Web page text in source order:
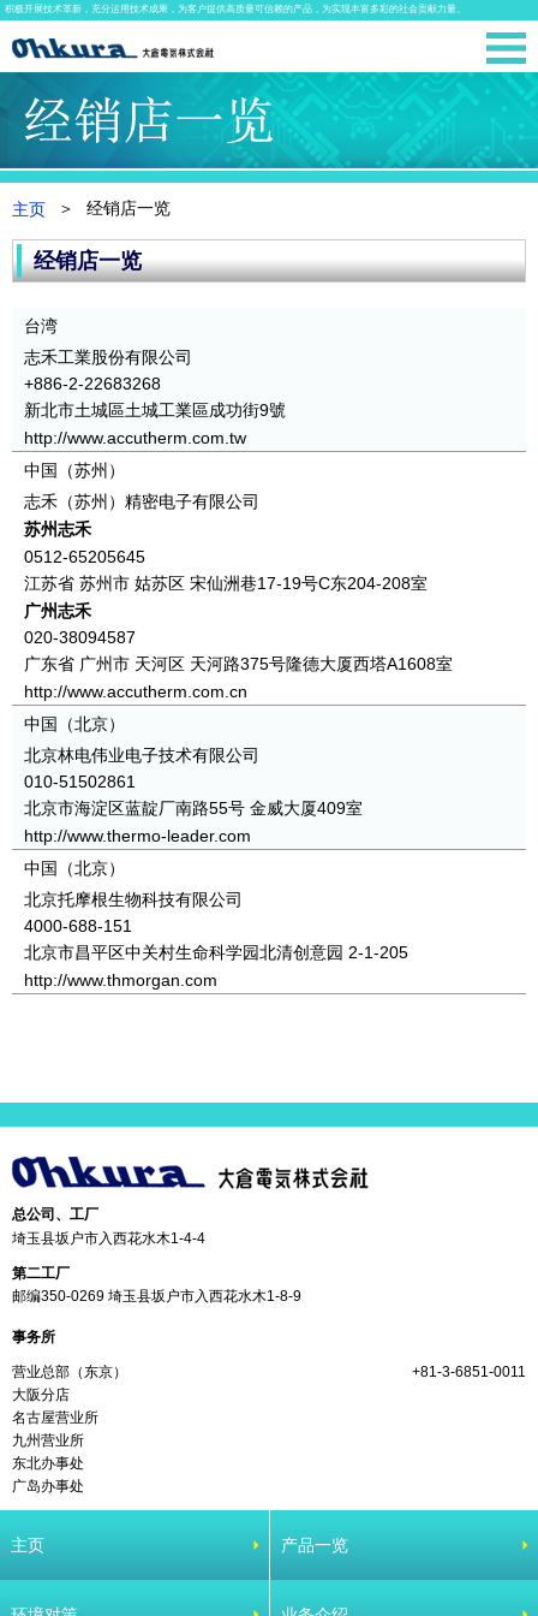
积极开展技术革新，充分运用技术成果，为客户提供高质量可信赖的产品，为实现丰富多彩的社会贡献力量。
主页 经销店一览
经销店一览
台湾
志禾工業股份有限公司
+886-2-22683268
新北市土城區土城工業區成功街9號
http://www.accutherm.com.tw
中国（苏州）
志禾（苏州）精密电子有限公司
苏州志禾
0512-65205645
江苏省 苏州市 姑苏区 宋仙洲巷17-19号C东204-208室
广州志禾
020-38094587
广东省 广州市 天河区 天河路375号隆德大厦西塔A1608室
http://www.accutherm.com.cn
中国（北京）
北京林电伟业电子技术有限公司
010-51502861
北京市海淀区蓝靛厂南路55号 金威大厦409室
http://www.thermo-leader.com
中国（北京）
北京托摩根生物科技有限公司
4000-688-151
北京市昌平区中关村生命科学园北清创意园 2-1-205
http://www.thmorgan.com
总公司、工厂
埼玉县坂户市入西花水木1-4-4
第二工厂
邮编350-0269 埼玉县坂户市入西花水木1-8-9
事务所
营业总部（东京）
+81-3-6851-0011
大阪分店
名古屋营业所
九州营业所
东北办事处
广岛办事处
主页 产品一览